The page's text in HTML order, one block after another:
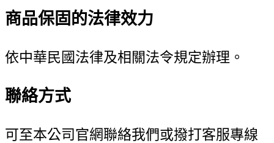
商品保固的法律效力
依中華民國法律及相關法令規定辦理。
聯絡方式
可至本公司官網聯絡我們或撥打客服專線